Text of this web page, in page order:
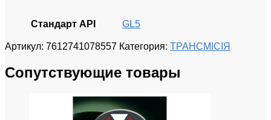
Стандарт API GL5
Артикул: 7612741078557 Категория: ТРАНСМІСІЯ
Сопутствующие товары